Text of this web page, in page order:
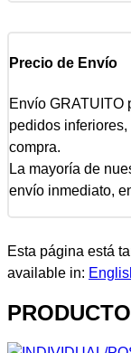
Precio de Envío
Envío GRATUITO
pedidos
compra.
La mayoría de
envío inmediato,
Esta página está
available in: